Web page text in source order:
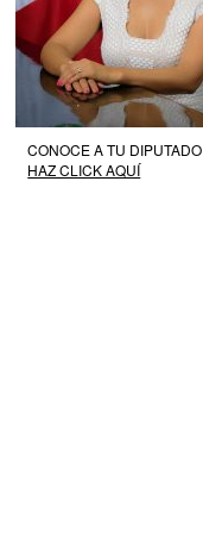
CONOCE A TU DIPUTADO
HAZ CLICK AQUÍ